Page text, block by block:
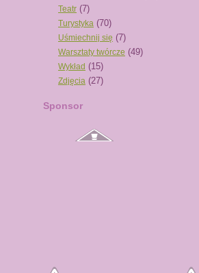
Teatr (7)
Turystyka (70)
Uśmiechnij się (7)
Warsztaty twórcze (49)
Wykład (15)
Zdjęcia (27)
Sponsor